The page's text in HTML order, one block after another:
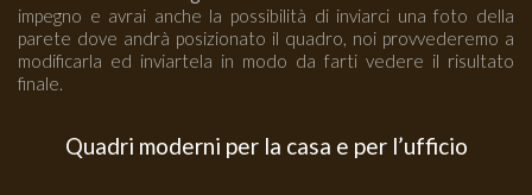
impegno e avrai anche la possibilità di inviarci una foto della
parete dove andrà posizionato il quadro, noi provvederemo a
modificarla ed inviartela in modo da farti vedere il risultato
finale.
Quadri moderni per la casa e per l’ufficio